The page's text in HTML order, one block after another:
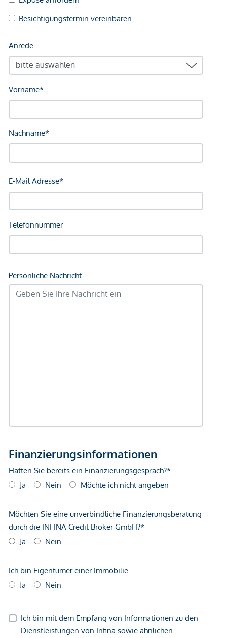
Geldautomat <250m
Post <250m
Polizei <750m
Straßenbahn <250m
Bahnhof <750m
Autobahnanschluss <2.250m
gegenüber dem anbietenden Immobilienunternehmen
unverbindliche Vorabinformationen sind und daher ohne